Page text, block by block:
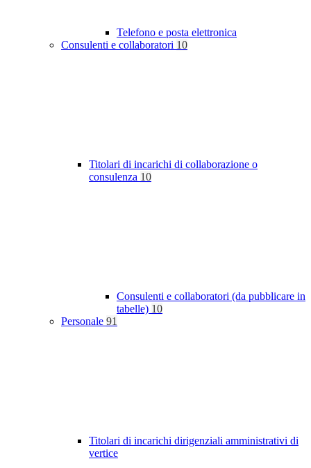
Telefono e posta elettronica
Consulenti e collaboratori 10
Titolari di incarichi di collaborazione o
consulenza 10
Consulenti e collaboratori (da pubblicare in
tabelle) 10
Personale 91
Titolari di incarichi dirigenziali amministrativi di
vertice